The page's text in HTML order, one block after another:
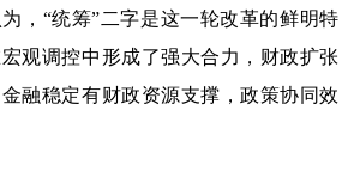
“统筹”二字是这一轮改革的鲜明特
观调控中形成了强大合力，财政扩张
融稳定有财政资源支撑，政策协同效